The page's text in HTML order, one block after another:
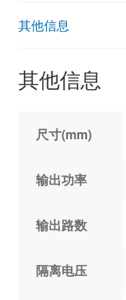
其他信息
其他信息
尺寸(mm)
输出功率
输出路数
隔离电压